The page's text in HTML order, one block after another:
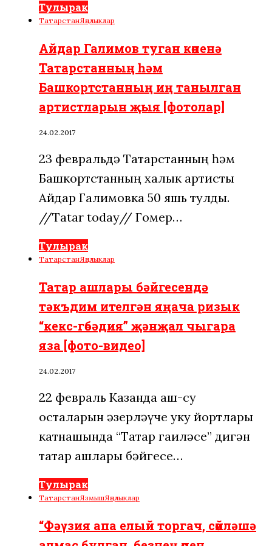
Тулырак
ТатарстанЯңалыклар
Айдар Галимов туган көненә
Татарстанның һәм
Башкортстанның иң танылган
артистларын җыя [фотолар]
24.02.2017
23 февральдә Татарстанның һәм
Башкортстанның халык артисты
Айдар Галимовка 50 яшь тулды.
//Tatar today// Гомер…
Тулырак
ТатарстанЯңалыклар
Татар ашлары бәйгесендә
тәкъдим ителгән яңача ризык
“кекс-гөбәдия” җәнҗал чыгара
яза [фото-видео]
24.02.2017
22 февраль Казанда аш-су
осталарын әзерләүче уку йортлары
катнашында “Татар гаиләсе” дигән
татар ашлары бәйгесе…
Тулырак
ТатарстанЯзмышЯңалыклар
“Фәүзия апа елый торгач, сөйләшә